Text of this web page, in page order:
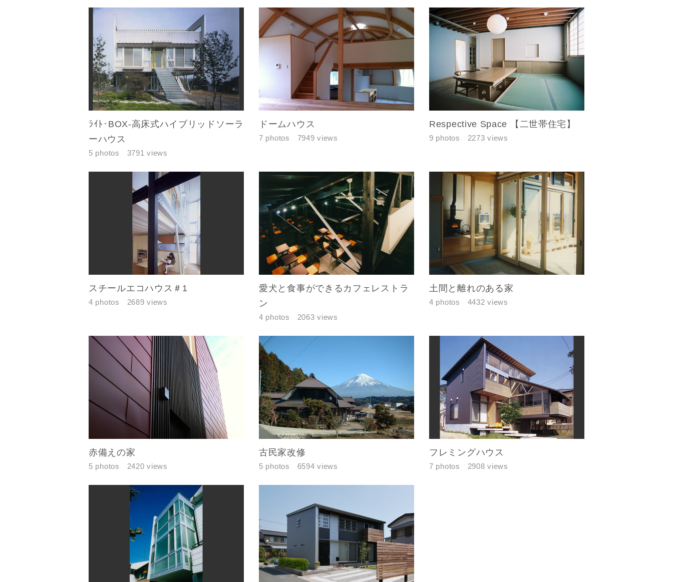
ﾗｲﾄ･BOX-高床式ハイブリッドソーラ
ーハウス
5 photos 3791 views
ドームハウス
7 photos 7949 views
Respective Space 【二世帯住宅】
9 photos 2273 views
スチールエコハウス＃1
4 photos 2689 views
愛犬と食事ができるカフェレストラ
ン
4 photos 2063 views
土間と離れのある家
4 photos 4432 views
赤備えの家
5 photos 2420 views
古民家改修
5 photos 6594 views
フレミングハウス
7 photos 2908 views